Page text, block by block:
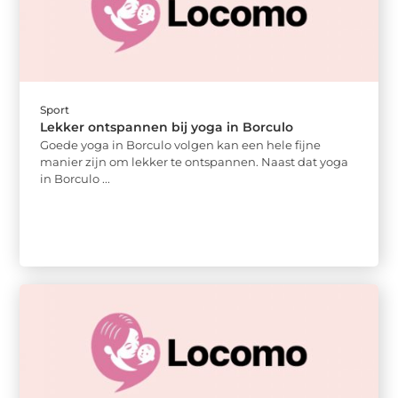
Sport
Lekker ontspannen bij yoga in Borculo
Goede yoga in Borculo volgen kan een hele fijne
manier zijn om lekker te ontspannen. Naast dat yoga
in Borculo ...